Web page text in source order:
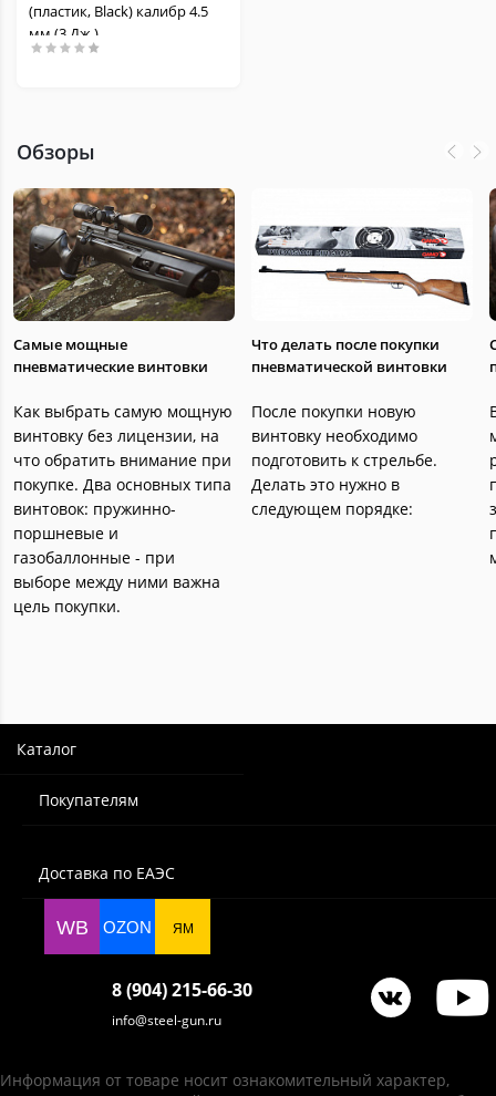
(пластик, Black) калибр 4.5
мм (3 Дж.)
Обзоры
Самые мощные
пневматические винтовки
Как выбрать самую мощную
винтовку без лицензии, на
что обратить внимание при
покупке. Два основных типа
винтовок: пружинно-
поршневые и
газобаллонные - при
выборе между ними важна
цель покупки.
Что делать после покупки
пневматической винтовки
После покупки новую
винтовку необходимо
подготовить к стрельбе.
Делать это нужно в
следующем порядке:
Каталог
Покупателям
Доставка по ЕАЭС
WB OZON ЯМ
8 (904) 215-66-30
info@steel-gun.ru
Информация от товаре носит ознакомительный характер,